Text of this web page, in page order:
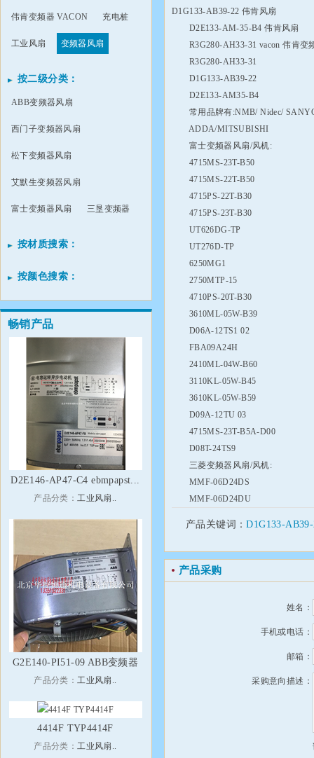
伟肯变频器 VACON 充电桩
工业风扇 变频器风扇
按二级分类：
ABB变频器风扇
西门子变频器风扇
松下变频器风扇
艾默生变频器风扇
富士变频器风扇 三垦变频器
按材质搜索：
按颜色搜索：
畅销产品
D2E146-AP47-C4 ebmpapst...
产品分类：工业风扇..
G2E140-PI51-09 ABB变频器
产品分类：工业风扇..
4414F TYP4414F
产品分类：工业风扇..
D1G133-AB39-22 伟肯风扇
D2E133-AM-35-B4 伟肯风扇
R3G280-AH33-31 vacon 伟肯变
R3G280-AH33-31
D1G133-AB39-22
D2E133-AM35-B4
常用品牌有:NMB/ Nidec/
ADDA/MITSUBISHI
富士变频器风扇/风机:
4715MS-23T-B50
4715MS-22T-B50
4715PS-22T-B30
4715PS-23T-B30
UT626DG-TP
UT276D-TP
6250MG1
2750MTP-15
4710PS-20T-B30
3610ML-05W-B39
D06A-12TS1 02
FBA09A24H
2410ML-04W-B60
3110KL-05W-B45
3610KL-05W-B59
D09A-12TU 03
4715MS-23T-B5A-D00
D08T-24TS9
三菱变频器风扇/风机:
MMF-06D24DS
MMF-06D24DU
产品关键词：D1G133-
产品采购
姓名：
手机或电话：
邮箱：
采购意向描述：